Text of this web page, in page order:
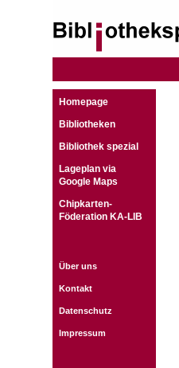
Homepage
Bibliotheken
Bibliothek spezial
Lageplan via
Google Maps
Chipkarten-
Föderation KA-LIB
Über uns
Kontakt
Datenschutz
Impressum